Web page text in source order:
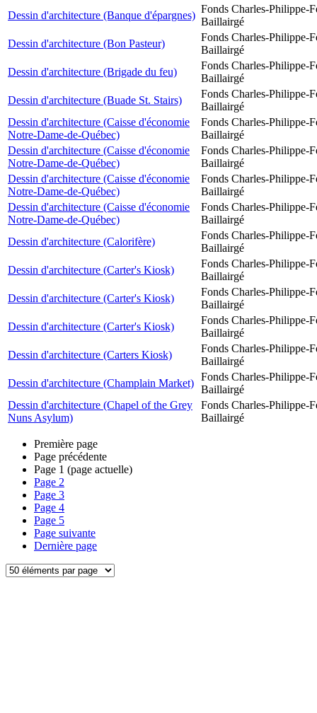
Dessin d'architecture (Banque d'épargnes)
Fonds Charles-Philippe-
Baillairgé
Dessin d'architecture (Bon Pasteur)
Fonds Charles-Philippe-
Baillairgé
Dessin d'architecture (Brigade du feu)
Fonds Charles-Philippe-
Baillairgé
Dessin d'architecture (Buade St. Stairs)
Fonds Charles-Philippe-
Baillairgé
Dessin d'architecture (Caisse d'économie
Notre-Dame-de-Québec)
Fonds Charles-Philippe-
Baillairgé
Dessin d'architecture (Caisse d'économie
Notre-Dame-de-Québec)
Fonds Charles-Philippe-
Baillairgé
Dessin d'architecture (Caisse d'économie
Notre-Dame-de-Québec)
Fonds Charles-Philippe-
Baillairgé
Dessin d'architecture (Caisse d'économie
Notre-Dame-de-Québec)
Fonds Charles-Philippe-
Baillairgé
Dessin d'architecture (Calorifère)
Fonds Charles-Philippe-
Baillairgé
Dessin d'architecture (Carter's Kiosk)
Fonds Charles-Philippe-
Baillairgé
Dessin d'architecture (Carter's Kiosk)
Fonds Charles-Philippe-
Baillairgé
Dessin d'architecture (Carter's Kiosk)
Fonds Charles-Philippe-
Baillairgé
Dessin d'architecture (Carters Kiosk)
Fonds Charles-Philippe-
Baillairgé
Dessin d'architecture (Champlain Market)
Fonds Charles-Philippe-
Baillairgé
Dessin d'architecture (Chapel of the Grey
Nuns Asylum)
Fonds Charles-Philippe-
Baillairgé
Première page
Page précédente
Page 1 (page actuelle)
Page 2
Page 3
Page 4
Page 5
Page suivante
Dernière page